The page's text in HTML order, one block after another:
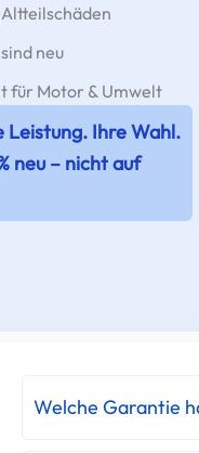
neu
für Motor & Umwelt
Leistung. Ihre Wahl.
neu – nicht auf
Welche Garantie